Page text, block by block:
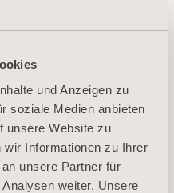
und Anzeigen zu
soziale Medien anbieten
unsere Website zu
wir Informationen zu Ihrer
unsere Partner für
weiter. Unsere
und